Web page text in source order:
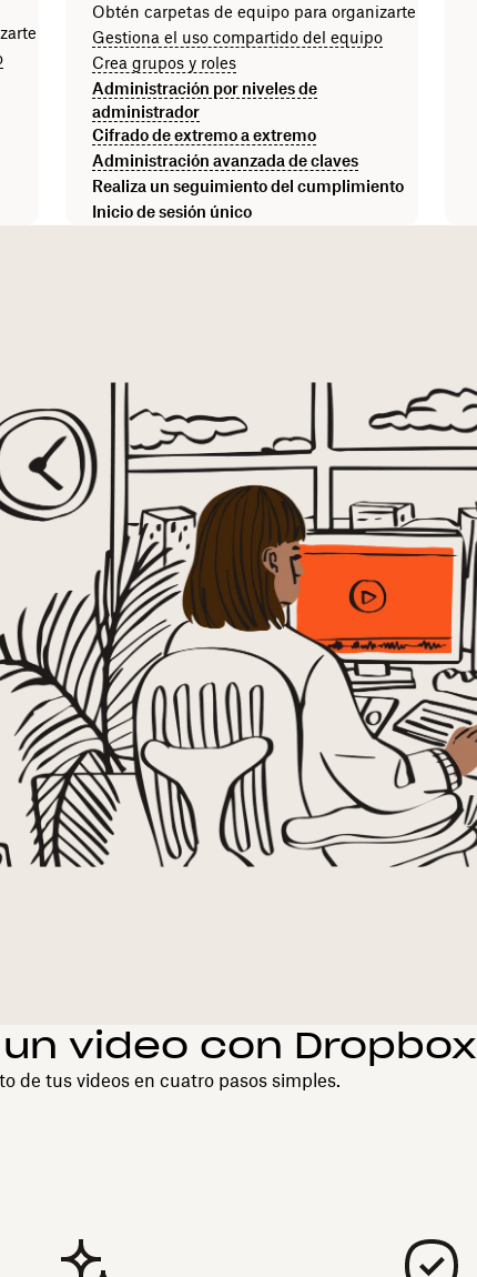
Obtén carpetas de equipo para organizarte
Gestiona el uso compartido del equipo
Crea grupos y roles
Administración por niveles de
administrador
Cifrado de extremo a extremo
Administración avanzada de claves
Realiza un seguimiento del cumplimiento
Inicio de sesión único
video con Dropbox
de tus videos en cuatro pasos simples.